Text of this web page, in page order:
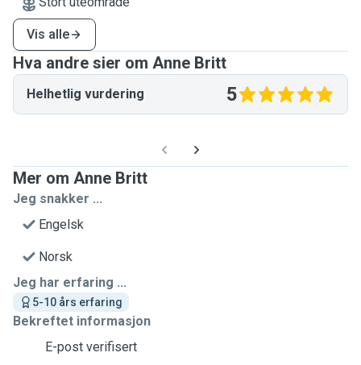
Vis alle
Hva andre sier om Anne Britt
Helhetlig vurdering 5
Mer om Anne Britt
Jeg snakker ...
Engelsk
Norsk
Jeg har erfaring ...
5-10 års erfaring
Bekreftet informasjon
E-post verifisert